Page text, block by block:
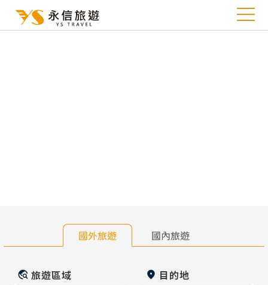
國外旅遊 國內旅遊
旅遊區域 目的地